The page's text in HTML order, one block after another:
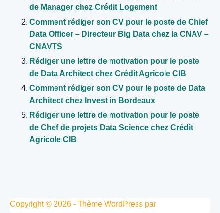
de Manager chez Crédit Logement
Comment rédiger son CV pour le poste de Chief
Data Officer – Directeur Big Data chez la CNAV –
CNAVTS
Rédiger une lettre de motivation pour le poste
de Data Architect chez Crédit Agricole CIB
Comment rédiger son CV pour le poste de Data
Architect chez Invest in Bordeaux
Rédiger une lettre de motivation pour le poste
de Chef de projets Data Science chez Crédit
Agricole CIB
Copyright © 2026 - Thème WordPress par